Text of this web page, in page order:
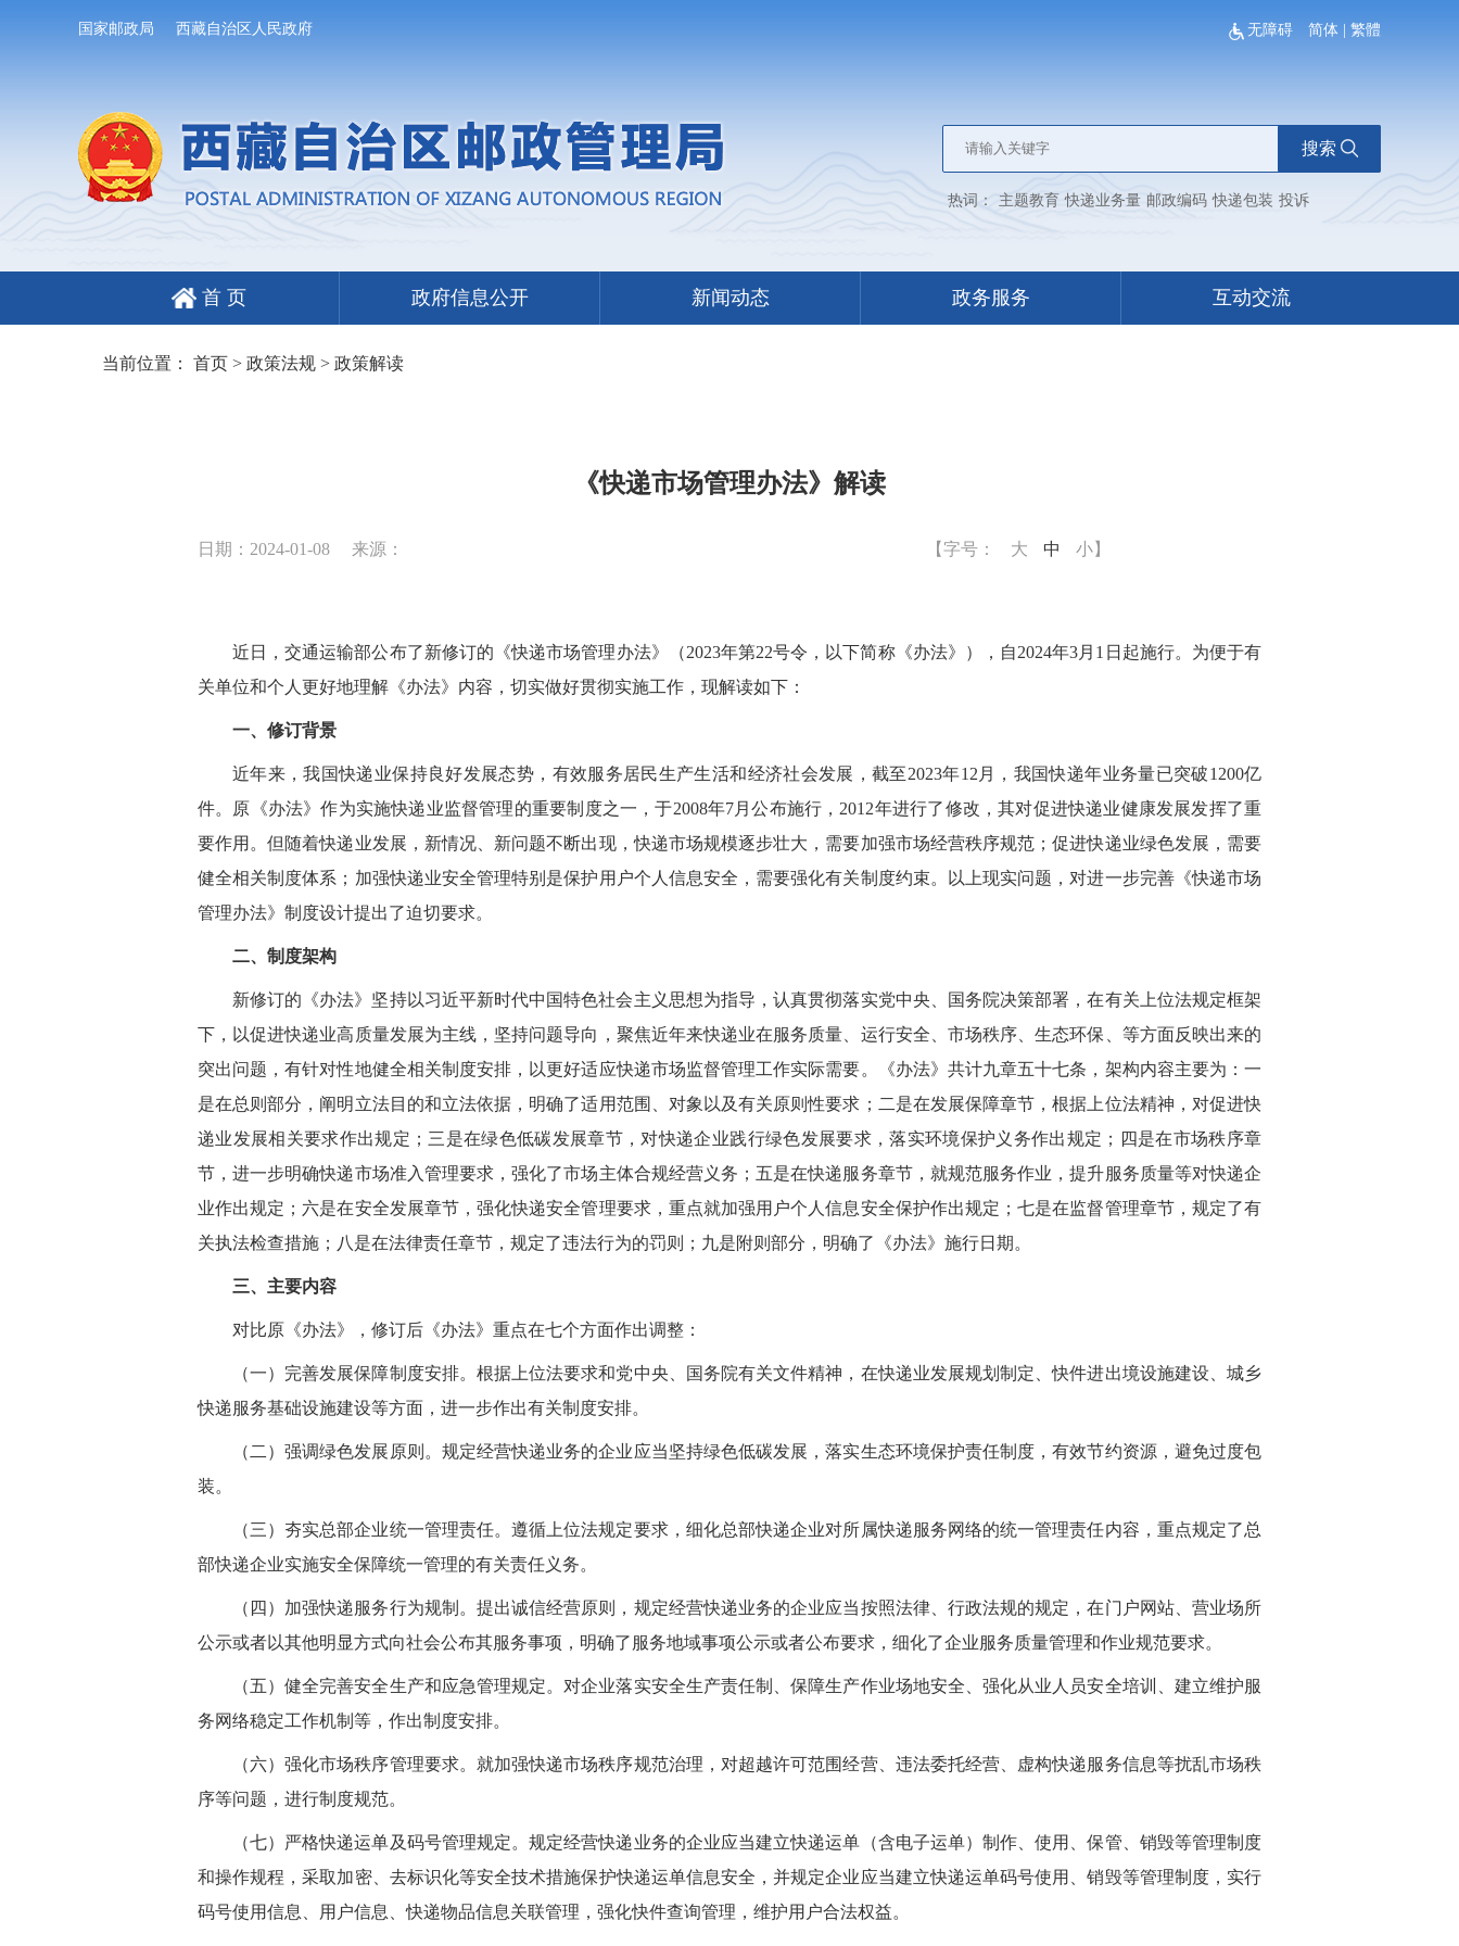
国家邮政局 西藏自治区人民政府 无障碍 简体 繁體
搜索
热词： 主题教育 快递业务量 邮政编码 快递包装 投诉
首 页 政府信息公开 新闻动态 政务服务 互动交流
当前位置： 首页> 政策法规> 政策解读
《快递市场管理办法》解读
日期：2024-01-08 来源： 【字号： 大 中 小】
近日，交通运输部公布了新修订的《快递市场管理办法》（2023年第22号令，以下简称《办法》），自2024年3月1日起施行。为便于有
关单位和个人更好地理解《办法》内容，切实做好贯彻实施工作，现解读如下：
一、修订背景
近年来，我国快递业保持良好发展态势，有效服务居民生产生活和经济社会发展，截至2023年12月，我国快递年业务量已突破1200亿
件。原《办法》作为实施快递业监督管理的重要制度之一，于2008年7月公布施行，2012年进行了修改，其对促进快递业健康发展发挥了重
要作用。但随着快递业发展，新情况、新问题不断出现，快递市场规模逐步壮大，需要加强市场经营秩序规范；促进快递业绿色发展，需要
健全相关制度体系；加强快递业安全管理特别是保护用户个人信息安全，需要强化有关制度约束。以上现实问题，对进一步完善《快递市场
管理办法》制度设计提出了迫切要求。
二、制度架构
新修订的《办法》坚持以习近平新时代中国特色社会主义思想为指导，认真贯彻落实党中央、国务院决策部署，在有关上位法规定框架
下，以促进快递业高质量发展为主线，坚持问题导向，聚焦近年来快递业在服务质量、运行安全、市场秩序、生态环保、等方面反映出来的
突出问题，有针对性地健全相关制度安排，以更好适应快递市场监督管理工作实际需要。《办法》共计九章五十七条，架构内容主要为：一
是在总则部分，阐明立法目的和立法依据，明确了适用范围、对象以及有关原则性要求；二是在发展保障章节，根据上位法精神，对促进快
递业发展相关要求作出规定；三是在绿色低碳发展章节，对快递企业践行绿色发展要求，落实环境保护义务作出规定；四是在市场秩序章
节，进一步明确快递市场准入管理要求，强化了市场主体合规经营义务；五是在快递服务章节，就规范服务作业，提升服务质量等对快递企
业作出规定；六是在安全发展章节，强化快递安全管理要求，重点就加强用户个人信息安全保护作出规定；七是在监督管理章节，规定了有
关执法检查措施；八是在法律责任章节，规定了违法行为的罚则；九是附则部分，明确了《办法》施行日期。
三、主要内容
对比原《办法》，修订后《办法》重点在七个方面作出调整：
（一）完善发展保障制度安排。根据上位法要求和党中央、国务院有关文件精神，在快递业发展规划制定、快件进出境设施建设、城乡
快递服务基础设施建设等方面，进一步作出有关制度安排。
（二）强调绿色发展原则。规定经营快递业务的企业应当坚持绿色低碳发展，落实生态环境保护责任制度，有效节约资源，避免过度包
装。
（三）夯实总部企业统一管理责任。遵循上位法规定要求，细化总部快递企业对所属快递服务网络的统一管理责任内容，重点规定了总
部快递企业实施安全保障统一管理的有关责任义务。
（四）加强快递服务行为规制。提出诚信经营原则，规定经营快递业务的企业应当按照法律、行政法规的规定，在门户网站、营业场所
公示或者以其他明显方式向社会公布其服务事项，明确了服务地域事项公示或者公布要求，细化了企业服务质量管理和作业规范要求。
（五）健全完善安全生产和应急管理规定。对企业落实安全生产责任制、保障生产作业场地安全、强化从业人员安全培训、建立维护服
务网络稳定工作机制等，作出制度安排。
（六）强化市场秩序管理要求。就加强快递市场秩序规范治理，对超越许可范围经营、违法委托经营、虚构快递服务信息等扰乱市场秩
序等问题，进行制度规范。
（七）严格快递运单及码号管理规定。规定经营快递业务的企业应当建立快递运单（含电子运单）制作、使用、保管、销毁等管理制度
和操作规程，采取加密、去标识化等安全技术措施保护快递运单信息安全，并规定企业应当建立快递运单码号使用、销毁等管理制度，实行
码号使用信息、用户信息、快递物品信息关联管理，强化快件查询管理，维护用户合法权益。